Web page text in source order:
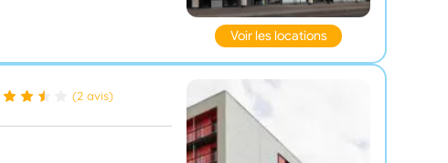
Voir les locations
(2 avis)